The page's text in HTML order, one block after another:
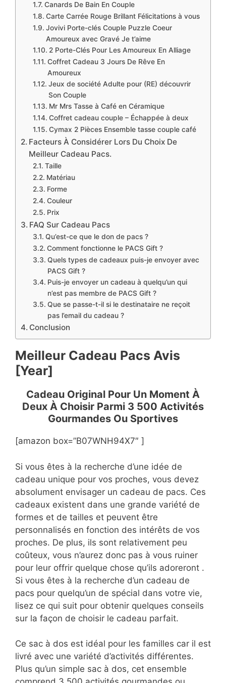
Canards De Bain En Couple
Carte Carrée Rouge Brillant Félicitations à vous
Jovivi Porte-clés Couple Puzzle Coeur
Amoureux avec Gravé Je t’aime
2 Porte-Clés Pour Les Amoureux En Alliage
Coffret Cadeau 3 Jours De Rêve En
Amoureux
Jeux de société Adulte pour (RE) découvrir
Son Couple
Mr Mrs Tasse à Café en Céramique
Coffret cadeau couple – Échappée à deux
Cymax 2 Pièces Ensemble tasse couple café
Facteurs À Considérer Lors Du Choix De
Meilleur Cadeau Pacs.
Taille
Matériau
Forme
Couleur
Prix
FAQ Sur Cadeau Pacs
Qu’est-ce que le don de pacs ?
Comment fonctionne le PACS Gift ?
Quels types de cadeaux puis-je envoyer avec
PACS Gift ?
Puis-je envoyer un cadeau à quelqu’un qui
n’est pas membre de PACS Gift ?
Que se passe-t-il si le destinataire ne reçoit
pas l’email du cadeau ?
Conclusion
Meilleur Cadeau Pacs Avis
[Year]
Cadeau Original Pour Un Moment À
Deux À Choisir Parmi 3 500 Activités
Gourmandes Ou Sportives
[amazon box=”B07WNH94X7″ ]
Si vous êtes à la recherche d’une idée de
cadeau unique pour vos proches, vous devez
absolument envisager un cadeau de pacs. Ces
cadeaux existent dans une grande variété de
formes et de tailles et peuvent être
personnalisés en fonction des intérêts de vos
proches. De plus, ils sont relativement peu
coûteux, vous n’aurez donc pas à vous ruiner
pour leur offrir quelque chose qu’ils adoreront .
Si vous êtes à la recherche d’un cadeau de
pacs pour quelqu’un de spécial dans votre vie,
lisez ce qui suit pour obtenir quelques conseils
sur la façon de choisir le cadeau parfait.
Ce sac à dos est idéal pour les familles car il est
livré avec une variété d’activités différentes.
Plus qu’un simple sac à dos, cet ensemble